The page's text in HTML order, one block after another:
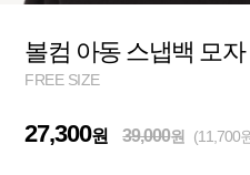
볼컴 아동 스냅백 모
FREE SIZE
27,300원 39,000원 (11,700